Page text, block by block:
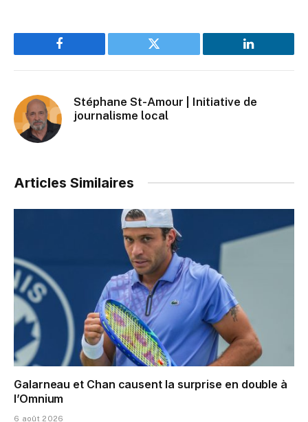
Facebook Twitter LinkedIn
Stéphane St-Amour | Initiative de
journalisme local
Articles Similaires
Galarneau et Chan causent la surprise en double à
l’Omnium
6 août 2026